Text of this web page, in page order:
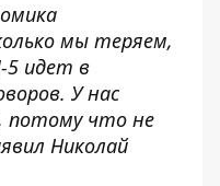
мы теряем,
5 идет в
У нас
потому что не
Николай